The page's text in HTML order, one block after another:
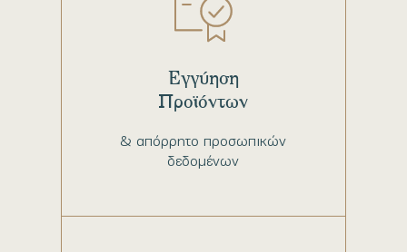
& απόρρητο προσωπικών
δεδομένων
Εγγύηση
Προϊόντων